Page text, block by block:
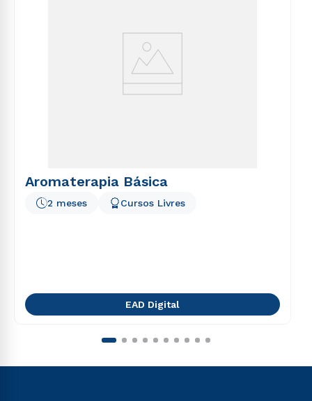
Aromaterapia Básica
2 meses Cursos Livres
EAD Digital